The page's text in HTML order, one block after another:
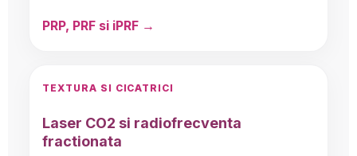
PRP, PRF si iPRF →
TEXTURA SI CICATRICI
Laser CO2 si radiofrecventa
fractionata